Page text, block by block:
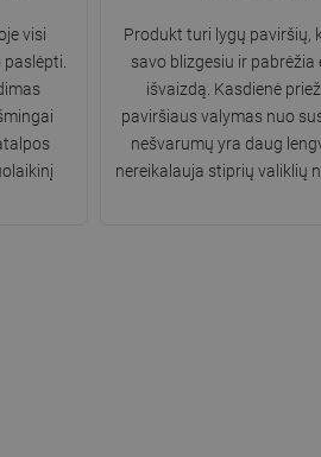
visi
Produkt turi lygų paviršių,
savo blizgesiu ir pabrėžia
išvaizdą. Kasdienė
paviršiaus valymas nuo
nešvarumų yra daug
nereikalauja stiprių valiklių